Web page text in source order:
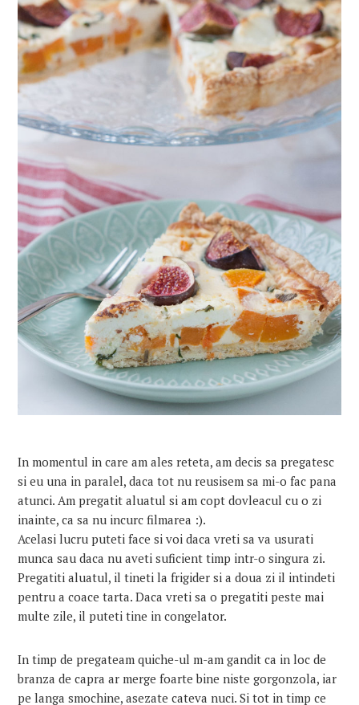
In momentul in care am ales reteta, am decis sa pregatesc
si eu una in paralel, daca tot nu reusisem sa mi-o fac pana
atunci. Am pregatit aluatul si am copt dovleacul cu o zi
inainte, ca sa nu incurc filmarea :).
Acelasi lucru puteti face si voi daca vreti sa va usurati
munca sau daca nu aveti suficient timp intr-o singura zi.
Pregatiti aluatul, il tineti la frigider si a doua zi il intindeti
pentru a coace tarta. Daca vreti sa o pregatiti peste mai
multe zile, il puteti tine in congelator.
In timp de pregateam quiche-ul m-am gandit ca in loc de
branza de capra ar merge foarte bine niste gorgonzola, iar
pe langa smochine, asezate cateva nuci. Si tot in timp ce